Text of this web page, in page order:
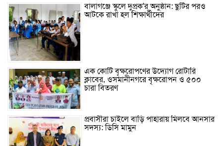
বালাগঞ্জে স্কুলে দুপ্রক’র অনুষ্ঠান: ছুটির পরও
আটকে রাখা হল শিক্ষার্থীদের
এক কোটি বৃক্ষরোপণের উদ্যোগ রোটারি
ক্লাবের, ওসমানীনগরে বৃক্ষরোপন ও ৫০০
চারা বিতরণ
প্রবাসীরা চাইলে বাড়ি পাহারায় মিলবে আনসার
সদস্য: ডিসি মামুন